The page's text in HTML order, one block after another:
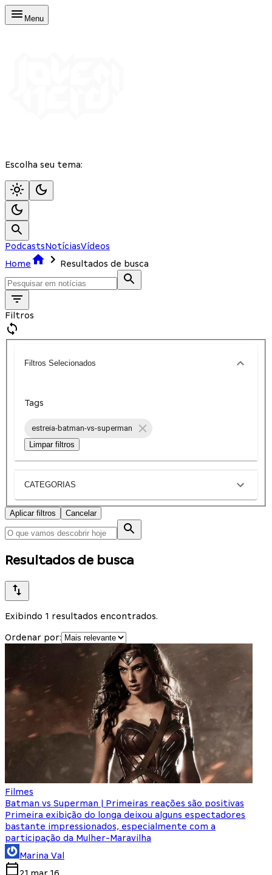
Menu
Escolha seu tema:
PodcastsNotíciasVídeos
Home
Resultados de busca
Filtros
Filtros Selecionados
Tags
estreia-batman-vs-superman
Limpar filtros
CATEGORIAS
Aplicar filtros Cancelar
Resultados de busca
Exibindo 1 resultados encontrados.
Ordenar por:
Filmes
Batman vs Superman | Primeiras reações são positivas
Primeira exibição do longa deixou alguns espectadores
bastante impressionados, especialmente com a
participação da Mulher-Maravilha
Marina Val